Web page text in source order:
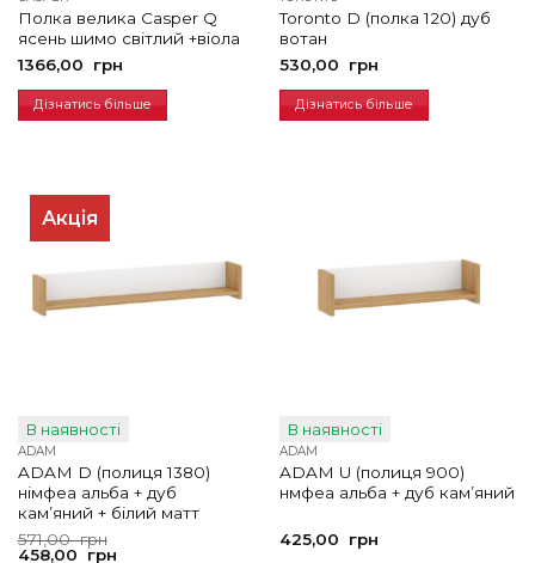
Полка велика Casper Q
ясень шимо світлий +віола
1366,00
грн
Дізнатись більше
Toronto D (полка 120) дуб
вотан
530,00
грн
Дізнатись більше
Акція
В наявності
ADAM
ADAM D (полиця 1380)
німфеа альба + дуб
кам’яний + білий матт
571,00грн
Оригінальна
ціна:
458,00 грн
Поточна
ціна:
В наявності
ADAM
ADAM U (полиця 900)
нмфеа альба + дуб кам’яний
425,00 грн